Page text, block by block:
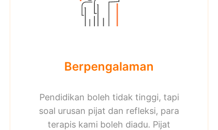
Berpengalaman
Pendidikan boleh tidak tinggi, tapi
soal urusan pijat dan refleksi, para
terapis kami boleh diadu. Pijat